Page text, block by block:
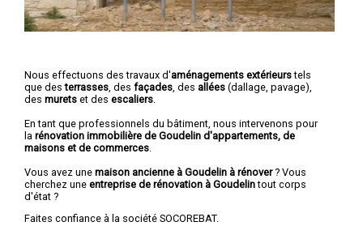
Nous effectuons des travaux d'aménagements extérieurstels
que desterrasses , des façades , des allées (dallage, pavage),
des murets et des escaliers
En tant que professionnels du bâtiment, nous intervenons pour
la rénovation immobilière de Goudelin d'appartements, de
maisons et de commerces
Vous avez une maison ancienne à Goudelin à rénover? Vous
cherchez une entreprise de rénovation à Goudelintout corps
d'état ?
Faites confiance à la société SOCOREBAT.